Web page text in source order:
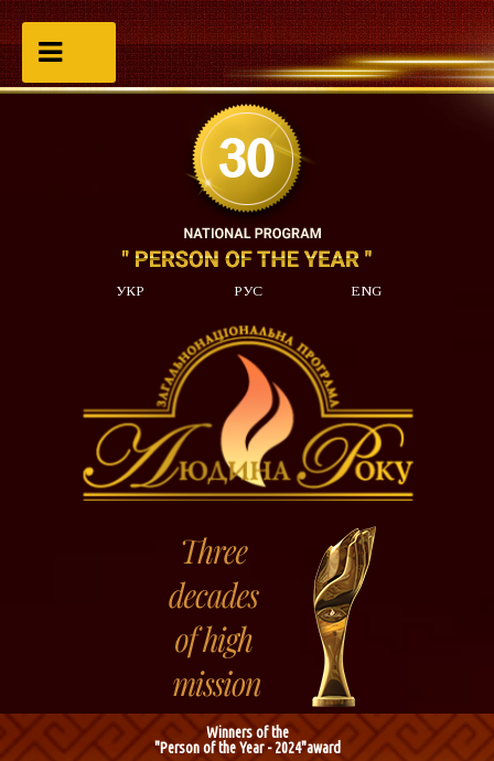
УКР РУС ENG
Winners of the
"Person of the Year - 2024"award